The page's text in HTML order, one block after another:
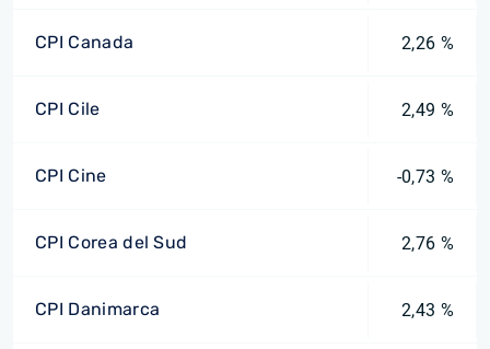
CPI Canada 2,26 %
CPI Cile 2,49 %
CPI Cine -0,73 %
CPI Corea del Sud 2,76 %
CPI Danimarca 2,43 %